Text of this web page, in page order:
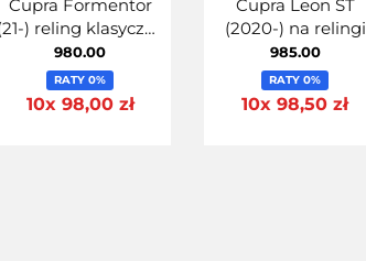
Cupra Formentor
) reling klasyczny
MontBlanc Activa
AERO 125
980.00
RATY 0%
10x 98,00 zł
Cupra Leon ST
(2020-) na relingi
zintegrowane
Aluminiowe
MontBlanc Activa
Alu 125 Kit 06
985.00
RATY 0%
10x 98,50 zł